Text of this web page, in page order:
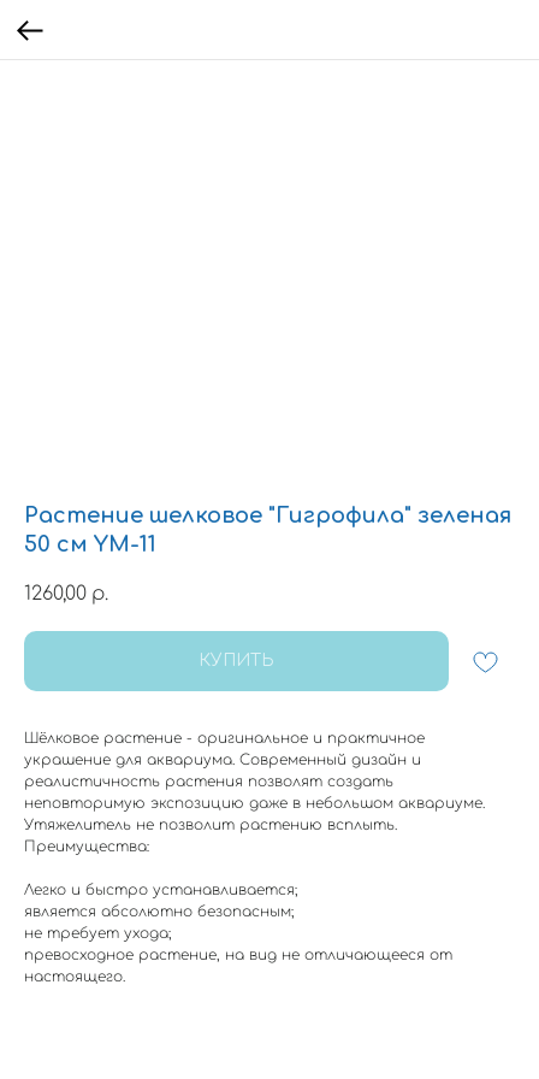
Растение шелковое "Гигрофила" зеленая
50 см YM-11
1260,00 р.
КУПИТЬ
Шёлковое растение - оригинальное и практичное
украшение для аквариума. Современный дизайн и
реалистичность растения позволят создать
неповторимую экспозицию даже в небольшом аквариуме.
Утяжелитель не позволит растению всплыть.
Преимущества:
Легко и быстро устанавливается;
является абсолютно безопасным;
не требует ухода;
превосходное растение, на вид не отличающееся от
настоящего.